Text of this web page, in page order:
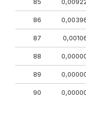
86
87
88
89
90